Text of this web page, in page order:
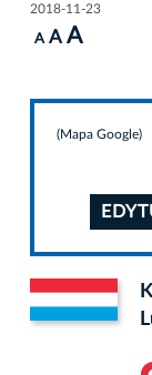
2018-11-23
A A A
(Mapa Google)